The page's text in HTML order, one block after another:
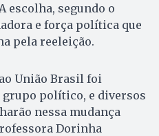
escolha, segundo o
e força política que
pela reeleição.
União Brasil foi
grupo político, e diversos
nessa mudança
Dorinha